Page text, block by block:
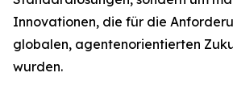
Innovationen, die für die
globalen, agentenorientierten
wurden.